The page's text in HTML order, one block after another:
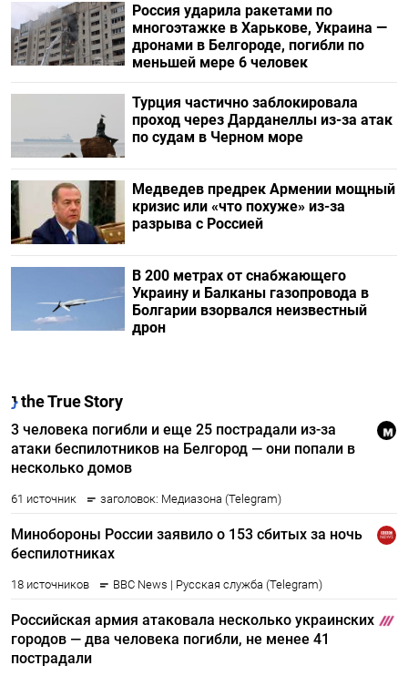
Россия ударила ракетами по
многоэтажке в Харькове, Украина —
дронами в Белгороде, погибли по
меньшей мере 6 человек
Турция частично заблокировала
проход через Дарданеллы из-за атак
по судам в Черном море
Медведев предрек Армении мощный
кризис или «что похуже» из-за
разрыва с Россией
В 200 метрах от снабжающего
Украину и Балканы газопровода в
Болгарии взорвался неизвестный
дрон